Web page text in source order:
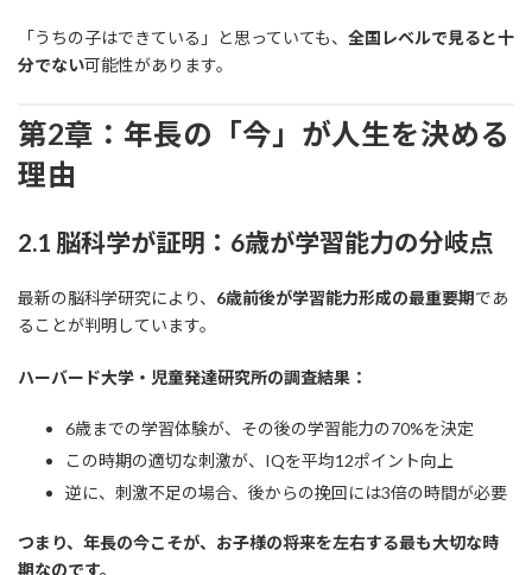
「うちの子はできている」と思っていても、 全国レベルで見ると十
分でない可能性があります。
第2章：年長の「今」が人生を決める
理由
2.1 脳科学が証明：6歳が学習能力の分岐点
最新の脳科学研究により、 6歳前後が学習能力形成の最重要期であ
ることが判明しています。
ハーバード大学・児童発達研究所の調査結果：
6歳までの学習体験が、その後の学習能力の70%を決定
この時期の適切な刺激が、IQを平均12ポイント向上
逆に、刺激不足の場合、後からの挽回には3倍の時間が必要
つまり、年長の今こそが、お子様の将来を左右する最も大切な時
期なのです。